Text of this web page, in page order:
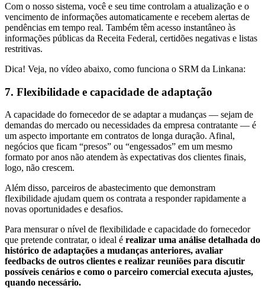
Com o nosso sistema, você e seu time controlam a atualização e o
vencimento de informações automaticamente e recebem alertas de
pendências em tempo real. Também têm acesso instantâneo às
informações públicas da Receita Federal, certidões negativas e listas
restritivas.
Dica! Veja, no vídeo abaixo, como funciona o SRM da Linkana:
7. Flexibilidade e capacidade de adaptação
A capacidade do fornecedor de se adaptar a mudanças — sejam de
demandas do mercado ou necessidades da empresa contratante — é
um aspecto importante em contratos de longa duração. Afinal,
negócios que ficam “presos” ou “engessados” em um mesmo
formato por anos não atendem às expectativas dos clientes finais,
logo, não crescem.
Além disso, parceiros de abastecimento que demonstram
flexibilidade ajudam quem os contrata a responder rapidamente a
novas oportunidades e desafios.
Para mensurar o nível de flexibilidade e capacidade do fornecedor
que pretende contratar, o ideal é realizar uma análise detalhada do
histórico de adaptações a mudanças anteriores, avaliar
feedbacks de outros clientes e realizar reuniões para discutir
possíveis cenários e como o parceiro comercial executa ajustes,
quando necessário.